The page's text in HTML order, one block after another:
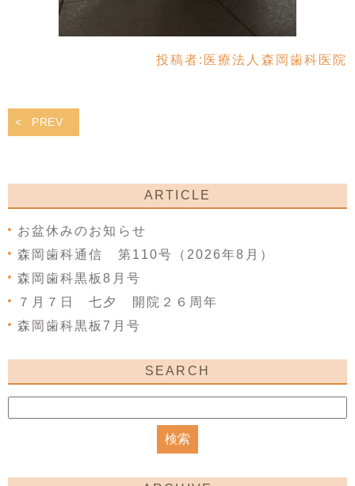
投稿者: 医療法人森岡歯科医院
PREV
ARTICLE
お盆休みのお知らせ
森岡歯科通信 第110号（2026年8月）
森岡歯科黒板8月号
７月７日 七夕 開院２６周年
森岡歯科黒板7月号
SEARCH